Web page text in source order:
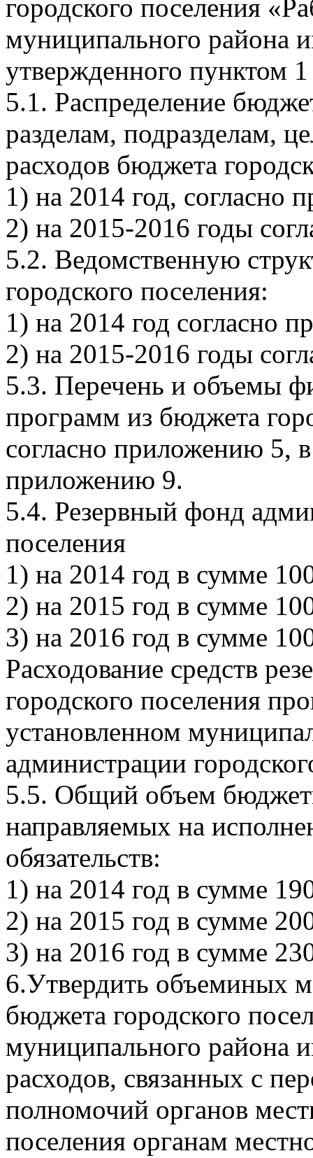
городского поселения
муниципального района
утвержденного пунктом
5.1. Распределение
разделам, подразделам,
расходов бюджета
1) на 2014 год, согласно
2) на 2015-2016 годы
5.2. Ведомственную
городского поселения:
1) на 2014 год согласно
2) на 2015-2016 годы
5.3. Перечень и объемы
программ из бюджета
согласно приложению 5,
приложению 9.
5.4. Резервный фонд
поселения
1) на 2014 год в сумме
2) на 2015 год в сумме
3) на 2016 год в сумме
Расходование средств
городского поселения
установленном
администрации
5.5. Общий объем
направляемых на
обязательств:
1) на 2014 год в сумме
2) на 2015 год в сумме
3) на 2016 год в сумме
6.Утвердить объеминых
бюджета городского
муниципального района
расходов, связанных с
полномочий органов
поселения органам